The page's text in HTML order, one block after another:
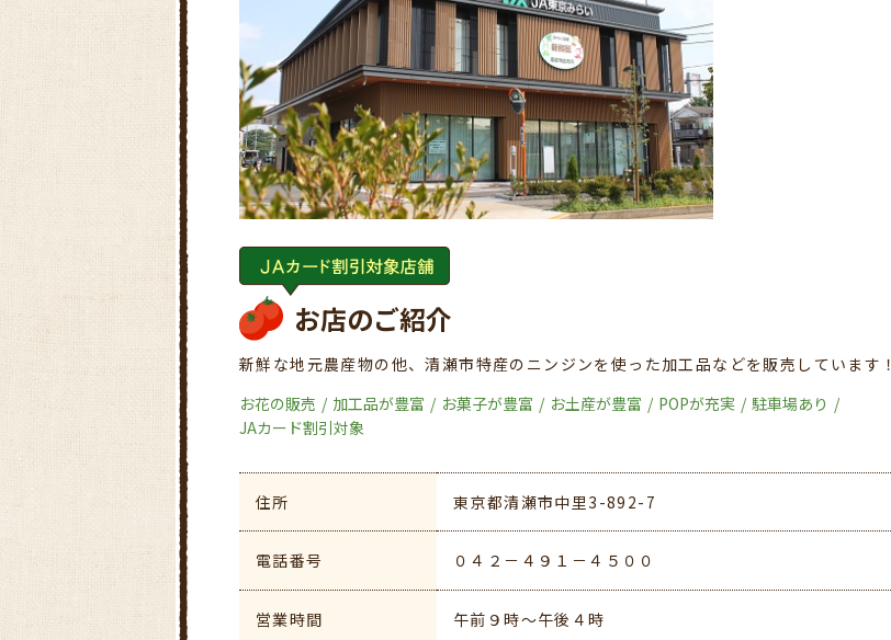
お店のご紹介
新鮮な地元農産物の他、清瀬市特産のニンジンを使った加工品などを販売しています！
お花の販売
加工品が豊富 お菓子が豊富 お土産が豊富 POPが充実
駐車場あり
JAカード割引対象
住所 東京都清瀬市中里3-892-7
電話番号 ０４２－４９１－４５００
営業時間 午前９時～午後４時